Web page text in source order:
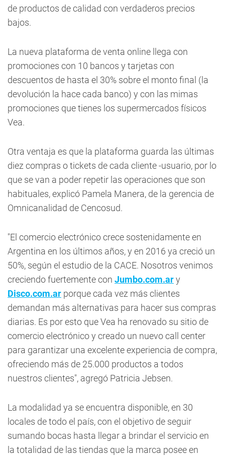
de productos de calidad con verdaderos precios
bajos.
La nueva plataforma de venta online llega con
promociones con 10 bancos y tarjetas con
descuentos de hasta el 30% sobre el monto final (la
devolución la hace cada banco) y con las mimas
promociones que tienes los supermercados físicos
Vea.
Otra ventaja es que la plataforma guarda las últimas
diez compras o tickets de cada cliente -usuario, por lo
que se van a poder repetir las operaciones que son
habituales, explicó Pamela Manera, de la gerencia de
Omnicanalidad de Cencosud.
"El comercio electrónico crece sostenidamente en
Argentina en los últimos años, y en 2016 ya creció un
50%, según el estudio de la CACE. Nosotros venimos
creciendo fuertemente con Jumbo.com.ary
Disco.com.ar porque cada vez más clientes
demandan más alternativas para hacer sus compras
diarias. Es por esto que Vea ha renovado su sitio de
comercio electrónico y creado un nuevo call center
para garantizar una excelente experiencia de compra,
ofreciendo más de 25.000 productos a todos
nuestros clientes", agregó Patricia Jebsen.
La modalidad ya se encuentra disponible, en 30
locales de todo el país, con el objetivo de seguir
sumando bocas hasta llegar a brindar el servicio en
la totalidad de las tiendas que la marca posee en